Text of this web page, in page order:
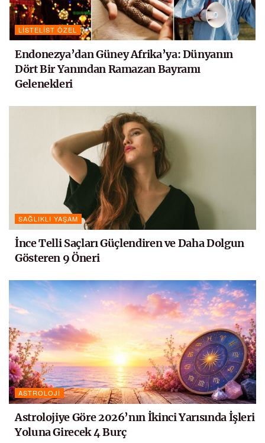
LISTELIST ÖZEL
Endonezya’dan Güney Afrika’ya: Dünyanın
Dört Bir Yanından Ramazan Bayramı
Gelenekleri
SAĞLIKLI YAŞAM
İnce Telli Saçları Güçlendiren ve Daha Dolgun
Gösteren 9 Öneri
ASTROLOJI
Astrolojiye Göre 2026’nın İkinci Yarısında İşleri
Yoluna Girecek 4 Burç